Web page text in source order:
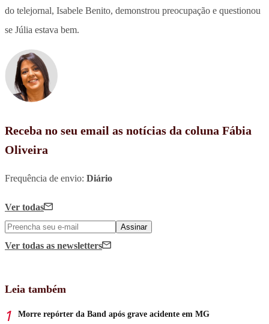
do telejornal, Isabele Benito, demonstrou preocupação e questionou
se Júlia estava bem.
Receba no seu email as notícias da coluna Fábia
Oliveira
Frequência de envio: Diário
Ver todas
Assinar
Ver todas as newsletters
Leia também
Morre repórter da Band após grave acidente em MG